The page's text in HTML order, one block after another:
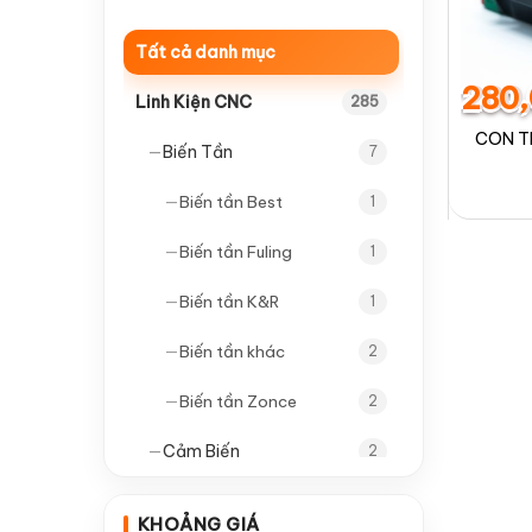
Tất cả danh mục
Linh Kiện CNC 285
—Biến Tần 7
—Biến tần Best 1
—Biến tần Fuling 1
—Biến tần K&R 1
—Biến tần khác 2
—Biến tần Zonce 2
—Cảm Biến 2
KHOẢNG GIÁ
CON